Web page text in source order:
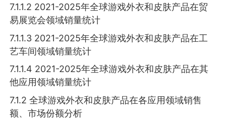
7.1.1.2 2021-2025年全球游戏外衣和皮肤产品在贸
易展览会领域销量统计
7.1.1.3 2021-2025年全球游戏外衣和皮肤产品在工
艺车间领域销量统计
7.1.1.4 2021-2025年全球游戏外衣和皮肤产品在其
他应用领域销量统计
7.1.2 全球游戏外衣和皮肤产品在各应用领域销售
额、市场份额分析